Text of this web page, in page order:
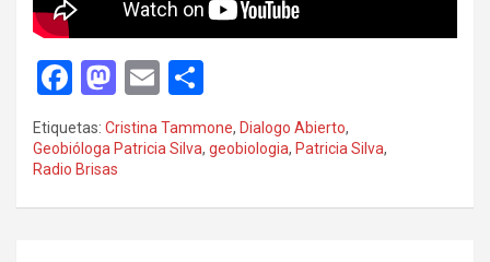
F
a
ce
b
o
M
a
st
o
d
E
m
ail m
ar
Etiquetas: Cristina Tammone, Dialogo Abierto,
Geobióloga Patricia Silva, geobiologia, Patricia Silva,
Radio Brisas